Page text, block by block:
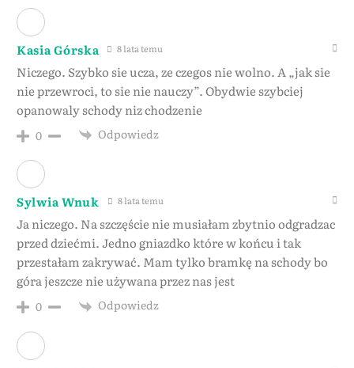
Kasia Górska 8 lata temu
Niczego. Szybko sie ucza, ze czegos nie wolno. A „jak sie
nie przewroci, to sie nie nauczy”. Obydwie szybciej
opanowaly schody niz chodzenie
0 Odpowiedz
Sylwia Wnuk 8 lata temu
Ja niczego. Na szczęście nie musiałam zbytnio odgradzac
przed dziećmi. Jedno gniazdko które w końcu i tak
przestałam zakrywać. Mam tylko bramkę na schody bo
góra jeszcze nie używana przez nas jest
0 Odpowiedz